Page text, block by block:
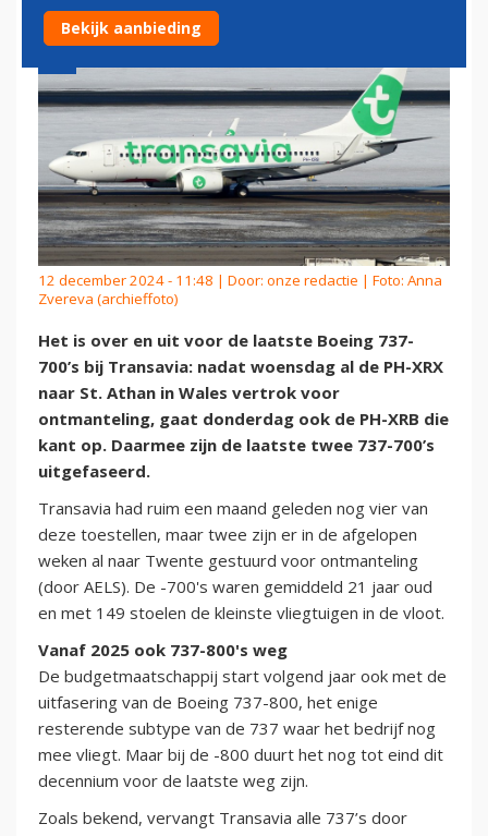
12 december 2024 - 11:48 | Door: onze redactie | Foto: Anna
Zvereva (archieffoto)
Het is over en uit voor de laatste Boeing 737-
700’s bij Transavia: nadat woensdag al de PH-XRX
naar St. Athan in Wales vertrok voor
ontmanteling, gaat donderdag ook de PH-XRB die
kant op. Daarmee zijn de laatste twee 737-700’s
uitgefaseerd.
Transavia had ruim een maand geleden nog vier van
deze toestellen, maar twee zijn er in de afgelopen
weken al naar Twente gestuurd voor ontmanteling
(door AELS). De -700's waren gemiddeld 21 jaar oud
en met 149 stoelen de kleinste vliegtuigen in de vloot.
Vanaf 2025 ook 737-800's weg
De budgetmaatschappij start volgend jaar ook met de
uitfasering van de Boeing 737-800, het enige
resterende subtype van de 737 waar het bedrijf nog
mee vliegt. Maar bij de -800 duurt het nog tot eind dit
decennium voor de laatste weg zijn.
Zoals bekend, vervangt Transavia alle 737’s door
Bekijk aanbieding